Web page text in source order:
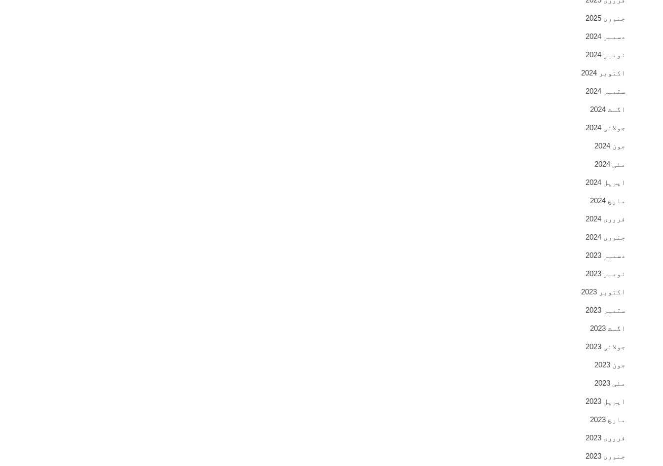
جنوری 2025
دسمبر 2024
نومبر 2024
اکتوبر 2024
ستمبر 2024
اگست 2024
جولائی 2024
جون 2024
مئی 2024
اپریل 2024
مارچ 2024
فروری 2024
جنوری 2024
دسمبر 2023
نومبر 2023
اکتوبر 2023
ستمبر 2023
اگست 2023
جولائی 2023
جون 2023
مئی 2023
اپریل 2023
مارچ 2023
فروری 2023
جنوری 2023